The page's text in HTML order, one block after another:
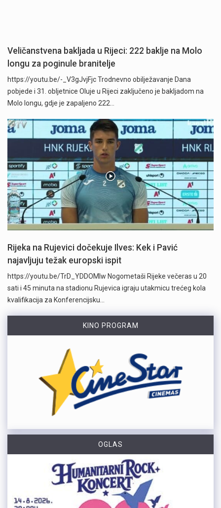
Veličanstvena bakljada u Rijeci: 222 baklje na Molo
longu za poginule branitelje
https://youtu.be/-_V3gJvjFjc Trodnevno obilježavanje Dana
pobjede i 31. obljetnice Oluje u Rijeci zaključeno je bakljadom na
Molo longu, gdje je zapaljeno 222…
Rijeka na Rujevici dočekuje Ilves: Kek i Pavić
najavljuju težak europski ispit
https://youtu.be/TrD_YDDOMIw Nogometaši Rijeke večeras u 20
sati i 45 minuta na stadionu Rujevica igraju utakmicu trećeg kola
kvalifikacija za Konferencijsku…
KINO PROGRAM
OGLAS